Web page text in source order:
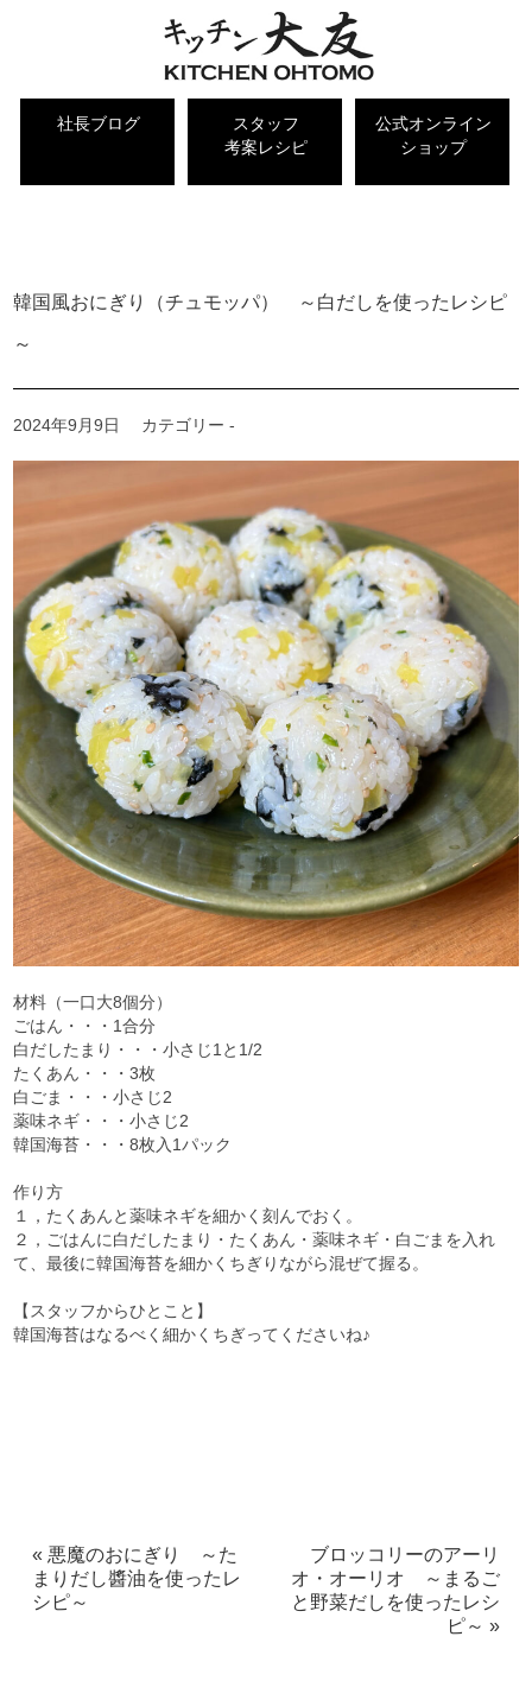
社長ブログ
スタッフ
考案レシピ
公式オンライン
ショップ
韓国風おにぎり（チュモッパ） ～白だしを使ったレシピ
～
2024年9月9日 カテゴリー -
材料（一口大8個分）
ごはん・・・1合分
白だしたまり・・・小さじ1と1/2
たくあん・・・3枚
白ごま・・・小さじ2
薬味ネギ・・・小さじ2
韓国海苔・・・8枚入1パック
作り方
１，たくあんと薬味ネギを細かく刻んでおく。
２，ごはんに白だしたまり・たくあん・薬味ネギ・白ごまを入れ
て、最後に韓国海苔を細かくちぎりながら混ぜて握る。
【スタッフからひとこと】
韓国海苔はなるべく細かくちぎってくださいね♪
« 悪魔のおにぎり ～た
まりだし醬油を使ったレ
シピ～
ブロッコリーのアーリ
オ・オーリオ ～まるご
と野菜だしを使ったレシ
ピ～ »